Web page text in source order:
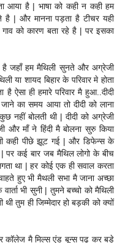
आया है | भाषा को कही न कही हम
| और मानना पड़ता है टीचर यही
को कारण बता रहे है | पर इसका
है जहाँ हम मैथिली सुनते और अग्रेजी
या शायद बिहार के परिवार मे होता
है ऐसा ही हमारे परिवार मै हुआ..दीदी
का समय आया तो दीदी को लाना
नहीं बोलती थी | दीदी को अग्रेजी
और माँ ने हिंदी मै बोलना सुरु किया
कही पीछे झूट गई | और डिफेन्स के
पर कई बार जब मैथिल लोगो के बीच
था | हर कोई एक ही सवाल करता
हुए भी मैथली सभा मै जाना अच्छा
भी सुनी | तुमने बच्चो को मैथिली
तुम ही जिम्मेदार हो बड़की को क्यों
मै मिल्स एंड बून्स पढ़ कर बड़े